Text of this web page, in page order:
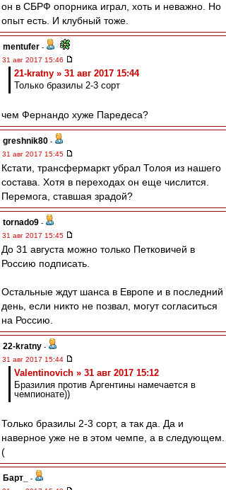
он в СБРФ опорника играл, хоть и неважно. Но
опыт есть. И клубный тоже.
mentufer -
31 авг 2017 15:46
21-kratny » 31 авг 2017 15:44
Только бразилы 2-3 сорт
чем Фернандо хуже Паредеса?
greshnik80 -
31 авг 2017 15:45
Кстати, трансфермаркт убрал Толоя из нашего
состава. Хотя в переходах он еще числится.
Перемога, ставшая зрадой?
tornado9 -
31 авг 2017 15:45
До 31 августа можно только Петковичей в
Россию подписать.
Остальные ждут шанса в Европе и в последний
день, если никто не позвал, могут согласиться
на Россию.
22-kratny -
31 авг 2017 15:44
Valentinovich » 31 авг 2017 15:12
Бразилия против Аргентины намечается в
чемпионате))
Только бразилы 2-3 сорт, а так да. Да и
наверное уже не в этом чемпе, а в следующем.
(
Барт_
-